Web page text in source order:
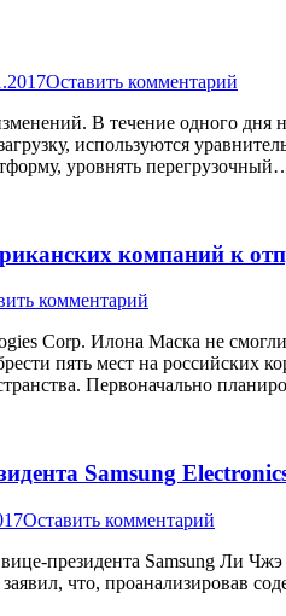
Оставить комментарий
В течение одного
используются
уровнять
компаний к
комментарий
Corp. Илона Маска не
пять мест на российских
Первоначально
Samsung
Оставить комментарий
президента Samsung Ли
что, проанализировав